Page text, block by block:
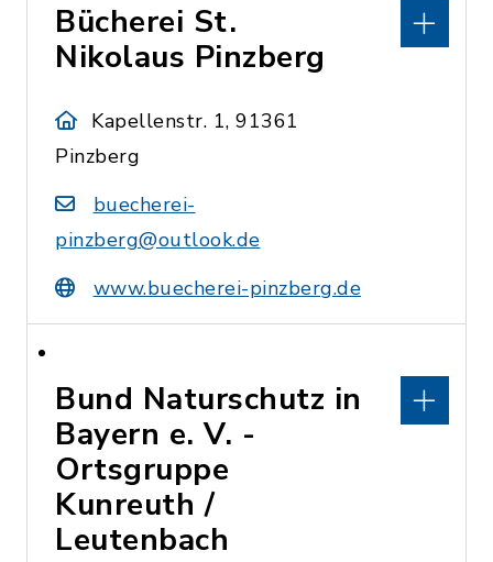
Bücherei St.
Nikolaus Pinzberg
Kapellenstr. 1, 91361
Pinzberg
buecherei-
pinzberg@outlook.de
www.buecherei-pinzberg.de
Bund Naturschutz in
Bayern e. V. -
Ortsgruppe
Kunreuth /
Leutenbach